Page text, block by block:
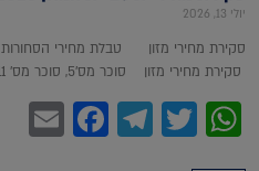
יולי 13, 2026
סקירת מחירי מזון טבלת מחירי
סקירת מחירי מזון סוכר מס'5, סוכר מס' 11, קקאו,
WhatsApp
Twitter